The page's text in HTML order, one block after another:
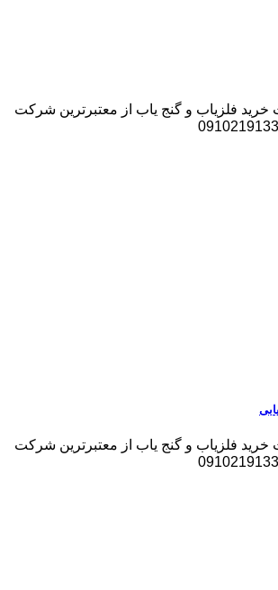
خرید فلزیاب و گنج یاب از معتبرترین شرکت
خرید فلزیاب و گنج یاب از معتبرترین شرکت